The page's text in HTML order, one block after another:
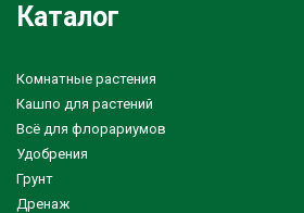
Каталог
Комнатные растения
Кашпо для растений
Всё для флорариумов
Удобрения
Грунт
Дренаж